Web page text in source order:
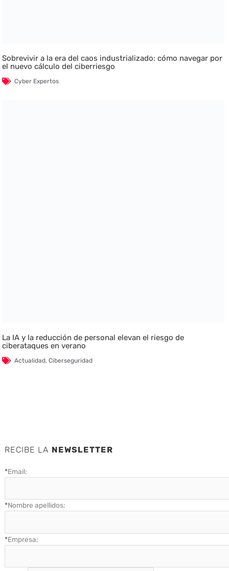
Sobrevivir a la era del caos industrializado: cómo navegar por
el nuevo cálculo del ciberriesgo
Cyber Expertos
La IA y la reducción de personal elevan el riesgo de
ciberataques en verano
Actualidad,Ciberseguridad
RECIBE LA NEWSLETTER
*Email:
*Nombre apellidos:
*Empresa: